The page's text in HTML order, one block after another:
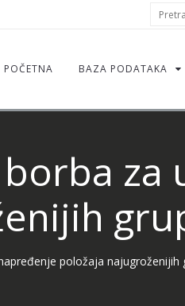
POČETNA BAZA PODATAKA
borba
položaja najugroženijih